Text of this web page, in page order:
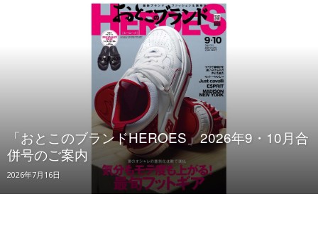
「おとこのブランドHEROES」2026年9・10月合
併号のご案内
2026年7月16日